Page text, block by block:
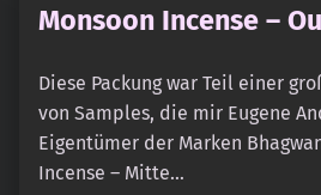
Monsoon Incense –
Diese Packung war Teil einer
von Samples, die mir Eugene
Eigentümer der Marken
Incense – Mitte…